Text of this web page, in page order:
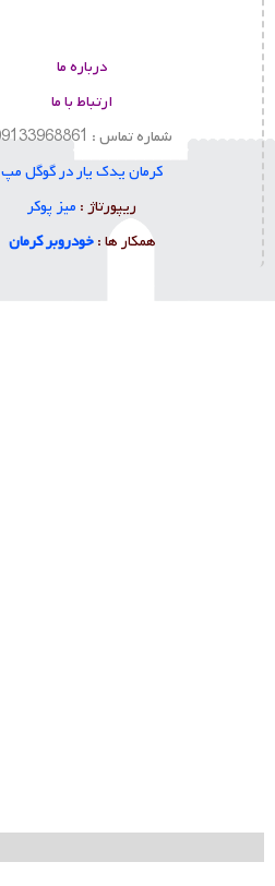
درباره ما
ارتباط با ما
شماره تماس : 09133968861
کرمان یدک یار در گوگل مپ
ریپورتاژ : میز پوکر
همکار ها :خودروبر کرمان